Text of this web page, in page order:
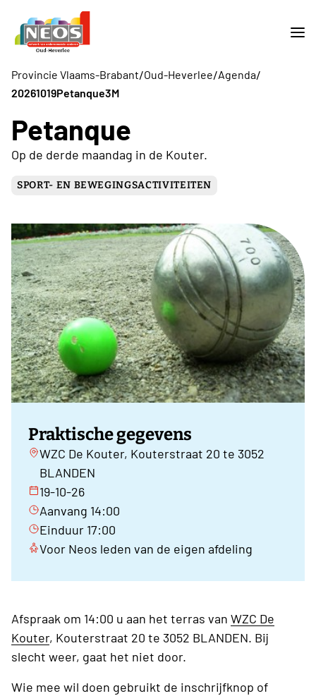
Provincie Vlaams-Brabant/Oud-Heverlee/Agenda/
20261019Petanque3M
Petanque
Op de derde maandag in de Kouter.
SPORT- EN BEWEGINGSACTIVITEITEN
Praktische gegevens
WZC De Kouter, Kouterstraat 20 te 3052
BLANDEN
19-10-26
Aanvang 14:00
Einduur 17:00
Voor Neos leden van de eigen afdeling
Afspraak om 14:00 u aan het terras van WZC De
Kouter, Kouterstraat 20 te 3052 BLANDEN. Bij
slecht weer, gaat het niet door.
Wie mee wil doen gebruikt de inschrijfknop of